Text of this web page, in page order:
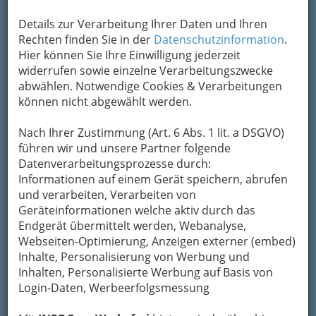
Details zur Verarbeitung Ihrer Daten und Ihren
Rechten finden Sie in der Datenschutzinformation.
Hier können Sie Ihre Einwilligung jederzeit
widerrufen sowie einzelne Verarbeitungszwecke
abwählen. Notwendige Cookies & Verarbeitungen
können nicht abgewählt werden.
Nach Ihrer Zustimmung (Art. 6 Abs. 1 lit. a DSGVO)
führen wir und unsere Partner folgende
Datenverarbeitungsprozesse durch:
Informationen auf einem Gerät speichern, abrufen
und verarbeiten, Verarbeiten von
Geräteinformationen welche aktiv durch das
Endgerät übermittelt werden, Webanalyse,
Webseiten-Optimierung, Anzeigen externer (embed)
Inhalte, Personalisierung von Werbung und
Inhalten, Personalisierte Werbung auf Basis von
Login-Daten, Werbeerfolgsmessung
Bei der Hochzeit in der Murmetropole Gäste
überraschen mit ‚Wein aus Graz‘.
Erlesene, internationale Weineaus Italien,
Frankreich, Südafrika und Australien
oder
ein gutes „Tröpferl“ derheimischen Winzer